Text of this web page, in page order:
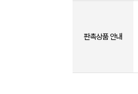
판촉상품 안내